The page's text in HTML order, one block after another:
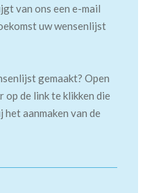
van ons een e-mail
uw wensenlijst
gemaakt? Open
op de link te klikken die
aanmaken van de